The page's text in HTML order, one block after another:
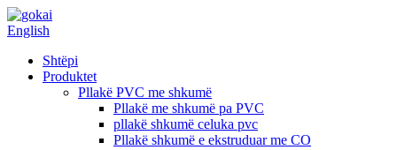
English
Shtëpi
Produktet
Pllakë PVC me shkumë
Pllakë me shkumë pa PVC
pllakë shkumë celuka pvc
Pllakë shkumë e ekstruduar me CO